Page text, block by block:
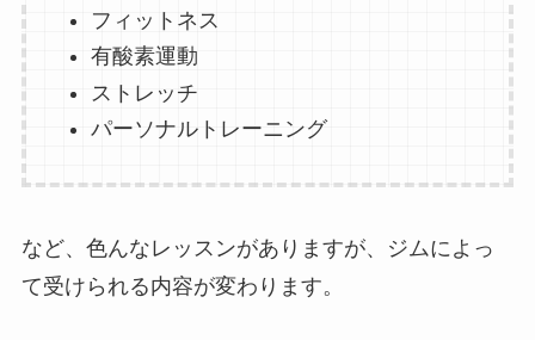
フィットネス
有酸素運動
ストレッチ
パーソナルトレーニング
など、色んなレッスンがありますが、ジムによっ
て受けられる内容が変わります。